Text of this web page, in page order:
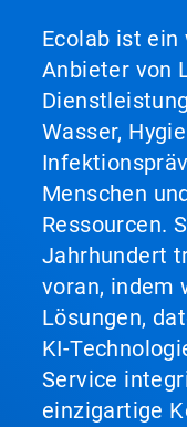
Ecolab ist
Anbieter von
Wasser,
Menschen
Ressourcen.
Jahrhundert
voran, indem
Lösungen,
KI-
Service
einzigartige